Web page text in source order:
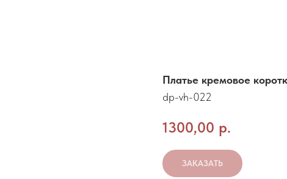
Платье кремовое
dp-vh-022
1300,00 р.
ЗАКАЗАТЬ